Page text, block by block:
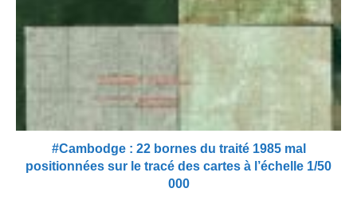
#Cambodge : 22 bornes du traité 1985 mal
positionnées sur le tracé des cartes à l’échelle 1/50
000